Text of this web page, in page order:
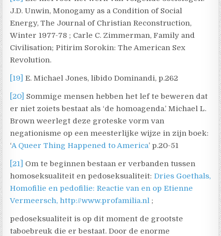
J.D. Unwin, Monogamy as a Condition of Social
Energy, The Journal of Christian Reconstruction,
Winter 1977-78 ; Carle C. Zimmerman, Family and
Civilisation; Pitirim Sorokin: The American Sex
Revolution.
[19] E. Michael Jones, libido Dominandi, p.262
[20] Sommige mensen hebben het lef te beweren dat
er niet zoiets bestaat als ‘de homoagenda.’ Michael L.
Brown weerlegt deze groteske vorm van
negationisme op een meesterlijke wijze in zijn boek:
‘A Queer Thing Happened to America’ p.20-51
[21]
Om te beginnen bestaan er verbanden tussen
homoseksualiteit en pedoseksualiteit:Dries Goethals,
Homofilie en pedofilie: Reactie van en op Etienne
Vermeersch, http://www.profamilia.nl ;
pedoseksualiteit is op dit moment de grootste
taboebreuk die er bestaat. Door de enorme